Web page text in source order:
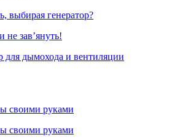
выбирая генератор?
не зав’януть!
для дымохода и вентиляции
своими руками
своими руками